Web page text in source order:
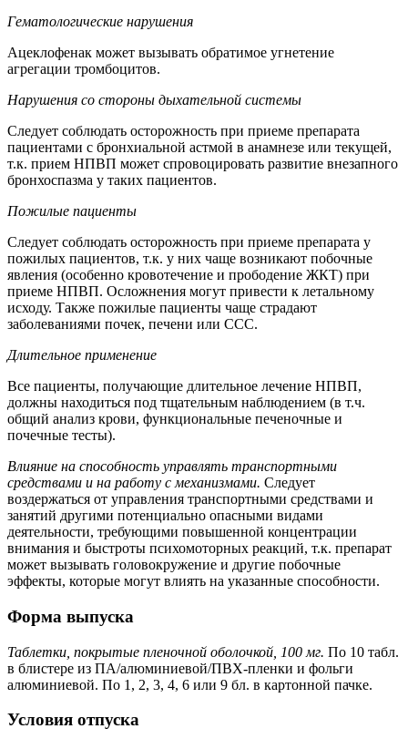
Гематологические нарушения
Ацеклофенак может вызывать обратимое угнетение
агрегации тромбоцитов.
Нарушения со стороны дыхательной системы
Следует соблюдать осторожность при приеме препарата
пациентами с бронхиальной астмой в анамнезе или текущей,
т.к. прием НПВП может спровоцировать развитие внезапного
бронхоспазма у таких пациентов.
Пожилые пациенты
Следует соблюдать осторожность при приеме препарата у
пожилых пациентов, т.к. у них чаще возникают побочные
явления (особенно кровотечение и прободение ЖКТ) при
приеме НПВП. Осложнения могут привести к летальному
исходу. Также пожилые пациенты чаще страдают
заболеваниями почек, печени или ССС.
Длительное применение
Все пациенты, получающие длительное лечение НПВП,
должны находиться под тщательным наблюдением (в т.ч.
общий анализ крови, функциональные печеночные и
почечные тесты).
Влияние на способность управлять транспортными
средствами и на работу с механизмами. Следует
воздержаться от управления транспортными средствами и
занятий другими потенциально опасными видами
деятельности, требующими повышенной концентрации
внимания и быстроты психомоторных реакций, т.к. препарат
может вызывать головокружение и другие побочные
эффекты, которые могут влиять на указанные способности.
Форма выпуска
Таблетки, покрытые пленочной оболочкой, 100 мг. По 10 табл.
в блистере из ПА/алюминиевой/ПВХ-пленки и фольги
алюминиевой. По 1, 2, 3, 4, 6 или 9 бл. в картонной пачке.
Условия отпуска